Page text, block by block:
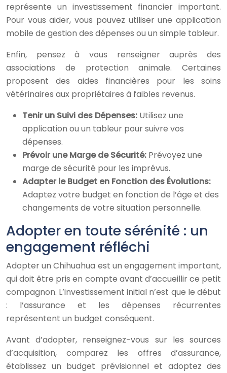
représente un investissement financier important.
Pour vous aider, vous pouvez utiliser une application
mobile de gestion des dépenses ou un simple tableur.
Enfin, pensez à vous renseigner auprès des
associations de protection animale. Certaines
proposent des aides financières pour les soins
vétérinaires aux propriétaires à faibles revenus.
Tenir un Suivi des Dépenses: Utilisez une
application ou un tableur pour suivre vos
dépenses.
Prévoir une Marge de Sécurité: Prévoyez une
marge de sécurité pour les imprévus.
Adapter le Budget en Fonction des Évolutions:
Adaptez votre budget en fonction de l’âge et des
changements de votre situation personnelle.
Adopter en toute sérénité : un
engagement réfléchi
Adopter un Chihuahua est un engagement important,
qui doit être pris en compte avant d’accueillir ce petit
compagnon. L’investissement initial n’est que le début
: l’assurance et les dépenses récurrentes
représentent un budget conséquent.
Avant d’adopter, renseignez-vous sur les sources
d’acquisition, comparez les offres d’assurance,
établissez un budget prévisionnel et adoptez des